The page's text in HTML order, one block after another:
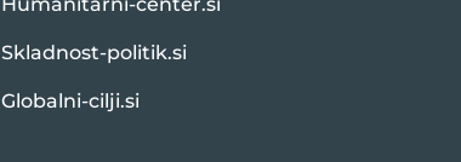
Skladnost-politik.si
Globalni-cilji.si